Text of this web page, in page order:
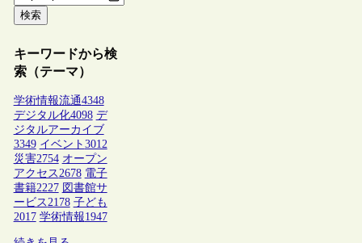
検索
キーワードから検
索（テーマ）
学術情報流通4348
デジタル化4098 デ
ジタルアーカイブ
3349 イベント 3012
災害2754 オープン
アクセス2678 電子
書籍2227 図書館サ
ービス2178 子ども
2017 学術情報1947